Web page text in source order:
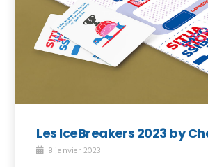
Les IceBreakers 2023 by
8 janvier 2023